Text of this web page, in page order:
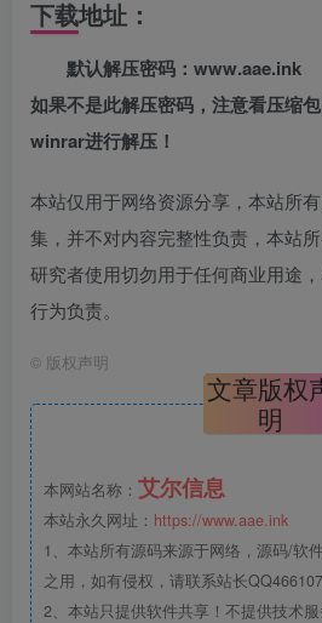
下载地址：
默认解压密码：www.aae.ink
如果不是此解压密码，注意看压缩
winrar进行解压！
本站仅用于网络资源分享，本站所
集，并不对内容完整性负责，本站
研究者使用切勿用于任何商业用途
行为负责。
© 版权声明
文章版权
明
本网站名称： 艾尔信息
本站永久网址： https://www.aae.ink
1、本站所有源码来源于网络，源码/软
之用，如有侵权，请联系站长
2、本站只提供软件共享！不提供技术服